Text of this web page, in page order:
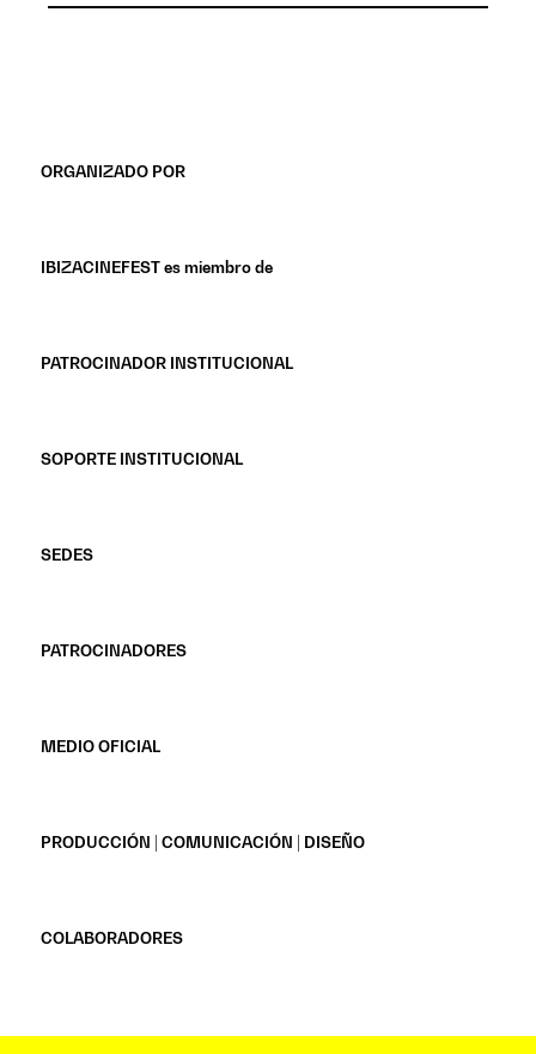
ORGANIZADO POR
IBIZACINEFEST es miembro de
PATROCINADOR INSTITUCIONAL
SOPORTE INSTITUCIONAL
SEDES
PATROCINADORES
MEDIO OFICIAL
PRODUCCIÓN | COMUNICACIÓN | DISEÑO
COLABORADORES